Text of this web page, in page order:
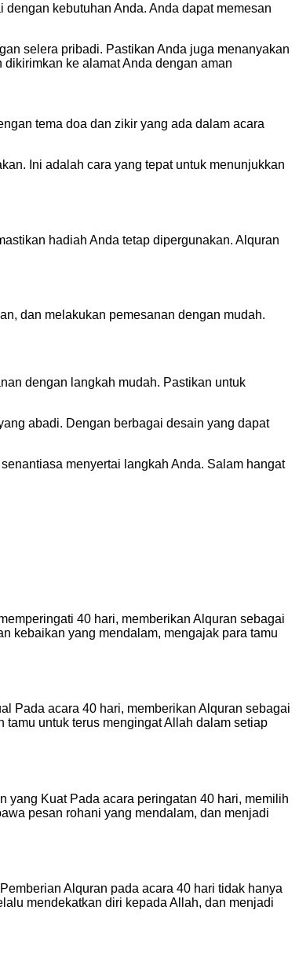
kebutuhan Anda. Anda dapat memesan
selera pribadi. Pastikan Anda juga menanyakan
ke alamat Anda dengan aman
tema doa dan zikir yang ada dalam acara
Ini adalah cara yang tepat untuk menunjukkan
hadiah Anda tetap dipergunakan. Alquran
dan melakukan pemesanan dengan mudah.
dengan langkah mudah. Pastikan untuk
abadi. Dengan berbagai desain yang dapat
menyertai langkah Anda. Salam hangat
40 hari, memberikan Alquran sebagai
kebaikan yang mendalam, mengajak para tamu
Pada acara 40 hari, memberikan Alquran sebagai
untuk terus mengingat Allah dalam setiap
yang Kuat Pada acara peringatan 40 hari, memilih
pesan rohani yang mendalam, dan menjadi
Alquran pada acara 40 hari tidak hanya
mendekatkan diri kepada Allah, dan menjadi